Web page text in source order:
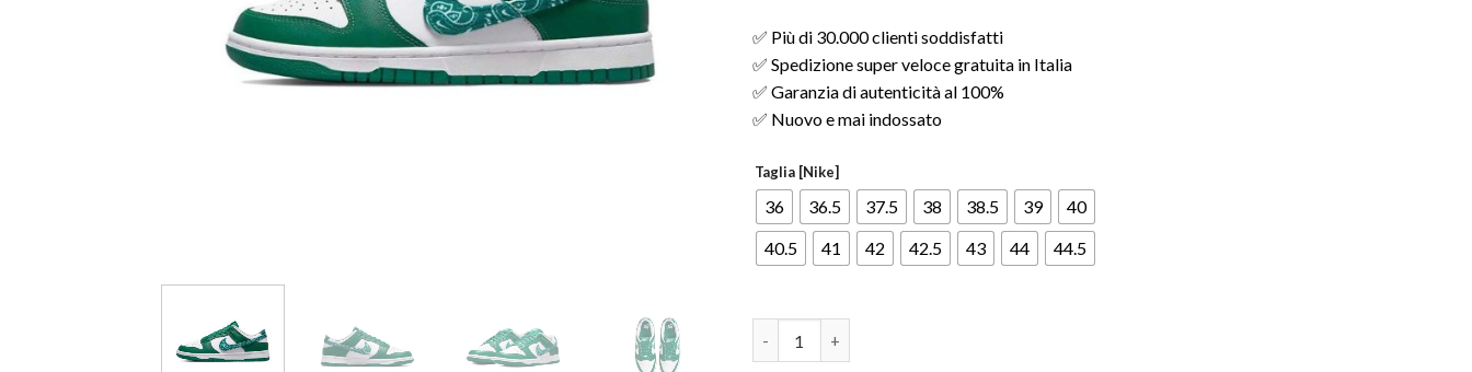
✅ Più di 30.000 clienti soddisfatti
✅ Spedizione super veloce gratuita in Italia
✅ Garanzia di autenticità al 100%
✅ Nuovo e mai indossato
Taglia [Nike]
36 36.5 37.5 38 38.5 39
40
40.5
41 42 42.5 43 44 44.5